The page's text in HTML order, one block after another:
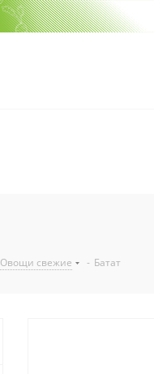
Овощи свежие - Батат